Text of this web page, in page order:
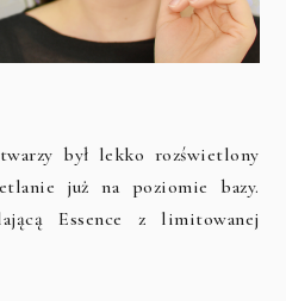
był lekko rozświetlony
już na poziomie bazy.
Essence z limitowanej